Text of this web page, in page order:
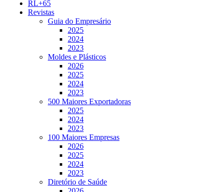
RL+65
Revistas
Guia do Empresário
2025
2024
2023
Moldes e Plásticos
2026
2025
2024
2023
500 Maiores Exportadoras
2025
2024
2023
100 Maiores Empresas
2026
2025
2024
2023
Diretório de Saúde